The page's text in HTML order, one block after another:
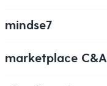
mindse7
marketplace C&A